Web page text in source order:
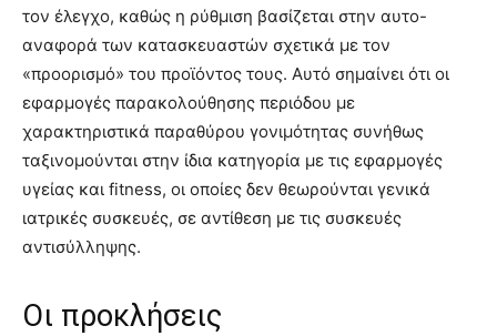
τον έλεγχο, καθώς η ρύθμιση βασίζεται στην αυτο-
αναφορά των κατασκευαστών σχετικά με τον
«προορισμό» του προϊόντος τους. Αυτό σημαίνει ότι οι
εφαρμογές παρακολούθησης περιόδου με
χαρακτηριστικά παραθύρου γονιμότητας συνήθως
ταξινομούνται στην ίδια κατηγορία με τις εφαρμογές
υγείας και fitness, οι οποίες δεν θεωρούνται γενικά
ιατρικές συσκευές, σε αντίθεση με τις συσκευές
αντισύλληψης.
Οι προκλήσεις